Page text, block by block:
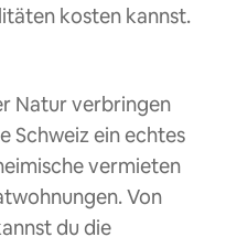
kosten kannst.
Natur verbringen
Schweiz ein echtes
vermieten
Von
du die